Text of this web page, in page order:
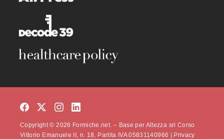
Copyright © 2026 Formiche.net. – Base per Altezza srl Corso
Vittorio Emanuele II, n. 18, Partita IVA 05831140966 | Privacy